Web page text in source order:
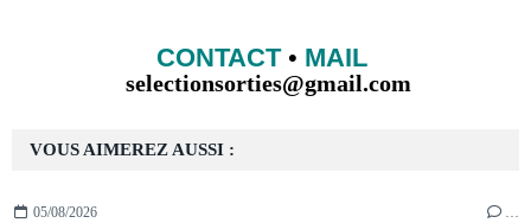
VOUS AIMEREZ AUSSI :
05/08/2026 …
CONTACT• MAIL
selectionsorties@gmail.com